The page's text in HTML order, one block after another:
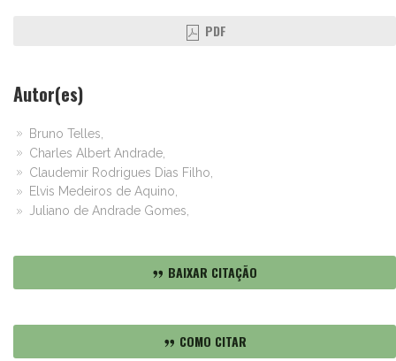
PDF
Autor(es)
Bruno Telles,
Charles Albert Andrade,
Claudemir Rodrigues Dias Filho,
Elvis Medeiros de Aquino,
Juliano de Andrade Gomes,
BAIXAR CITAÇÃO
COMO CITAR